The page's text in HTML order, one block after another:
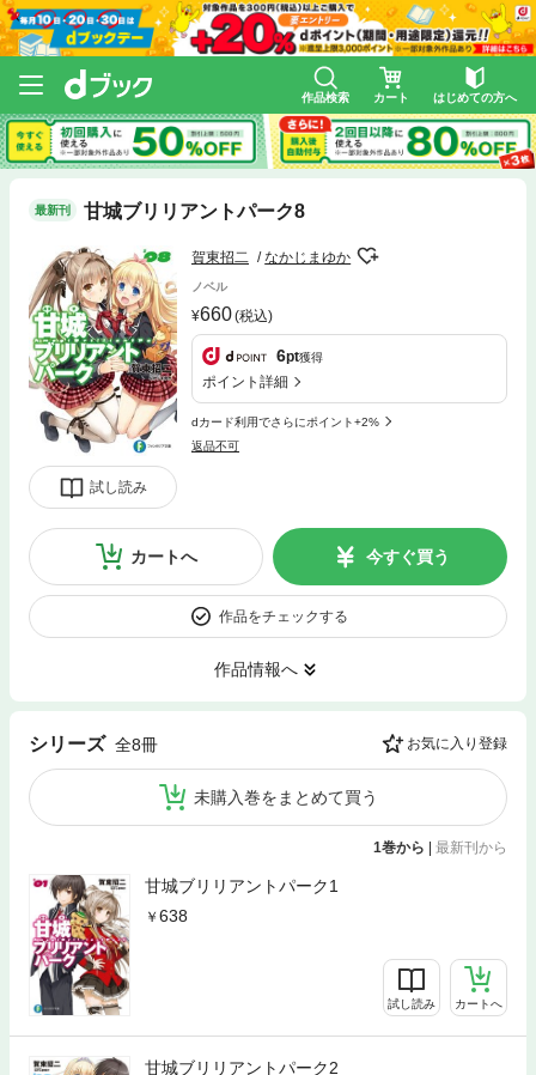
作品検索 カート はじめての方へ
最新刊 甘城ブリリアントパーク8
試し読み
賀東招二 なかじまゆか
ノベル
660(税込)
6pt獲得
ポイント詳細
dカード利用でさらにポイント+2%
返品不可
カートへ 今すぐ買う
作品をチェックする
作品情報へ
シリーズ 全8冊 お気に入り登録
未購入巻をまとめて買う
1巻から | 最新刊から
甘城ブリリアントパーク1
638
試し読み カートへ
甘城ブリリアントパーク2